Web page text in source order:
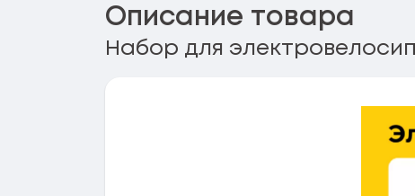
Описание товара
Набор для